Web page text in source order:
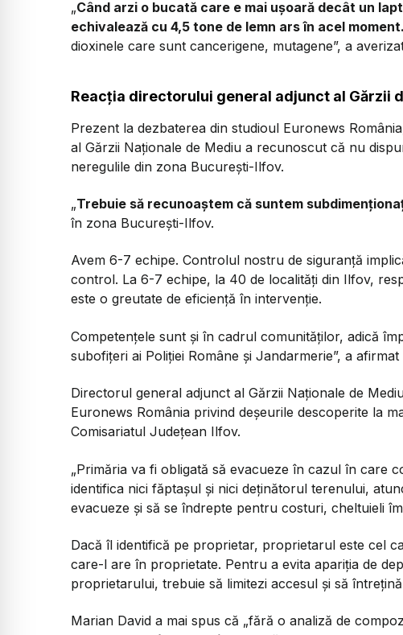
„Când arzi o bucată care e mai ușoară decât un
echivalează cu 4,5 tone de lemn ars în acel moment.
dioxinele care sunt cancerigene, mutagene”, a
Reacția directorului general adjunct al Gărzii
Prezent la dezbaterea din studioul Euronews
al Gărzii Naționale de Mediu a recunoscut că nu
neregulile din zona București-Ilfov.
„Trebuie să recunoaștem că suntem
în zona București-Ilfov.
Avem 6-7 echipe. Controlul nostru de siguranță
control. La 6-7 echipe, la 40 de localități din Ilfov,
este o greutate de eficiență în intervenție.
Competențele sunt și în cadrul comunităților, adică
subofițeri ai Poliției Române și Jandarmerie”, a
Directorul general adjunct al Gărzii Naționale de
Euronews România privind deșeurile descoperite la
Comisariatul Județean Ilfov.
„Primăria va fi obligată să evacueze în cazul în care
identifica nici făptașul și nici deținătorul terenului,
evacueze și să se îndrepte pentru costuri, cheltuieli
Dacă îl identifică pe proprietar, proprietarul este cel
care-l are în proprietate. Pentru a evita apariția de
proprietarului, trebuie să limitezi accesul și să
Marian David a mai spus că „fără o analiză de